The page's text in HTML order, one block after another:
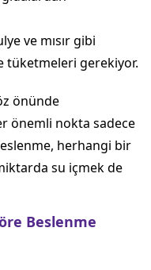
ve mısır gibi
tüketmeleri gerekiyor.
önünde
önemli nokta sadece
herhangi bir
su içmek de
Beslenme